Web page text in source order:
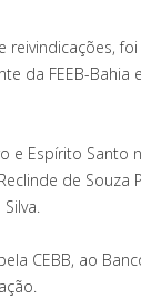
da FEEB-Bahia
Espírito Santo
de Souza
CEBB, ao